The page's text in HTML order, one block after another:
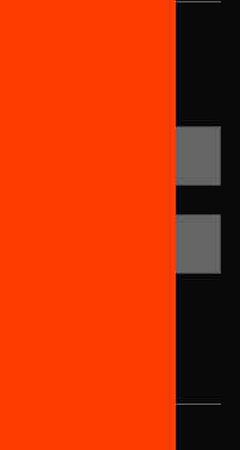
triat Equitat. Rep
per millorar la